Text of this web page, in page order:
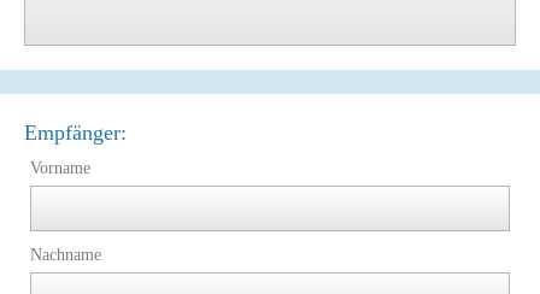
Empfänger:
Vorname
Nachname